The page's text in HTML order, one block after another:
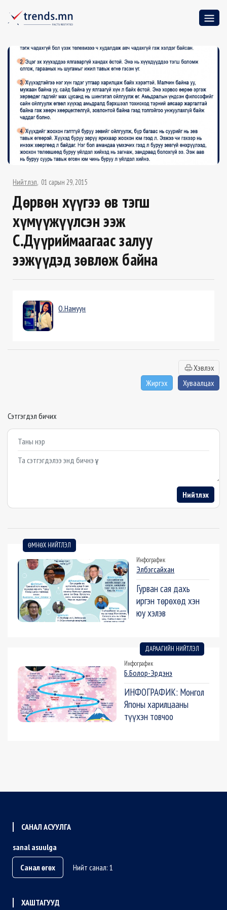
Нийтлэл 01 сарын 29, 2015
Дөрвөн хүүгээ өв тэгш
хүмүүжүүлсэн ээж
С.Дүүриймаагаас залуу
ээжүүдэд зөвлөж байна
О.Намуун
Хэвлэх
Жиргэх
Хуваалцах
Сэтгэгдэл бичих
Example textarea
Нийтлэх
ӨМНӨХ НИЙТЛЭЛ
Инфографик
Элбэгсайхан
Гурван сая дахь
иргэн төрөхөд хэн
юу хэлэв
ДАРААГИЙН НИЙТЛЭЛ
Инфографик
Б.Болор-Эрдэнэ
ИНФОГРАФИК: Монгол
Японы харилцааны
түүхэн товчоо
САНАЛ АСУУЛГА
sanal asuulga
Санал өгөх
Нийт санал: 1
ХАШТАГУУД